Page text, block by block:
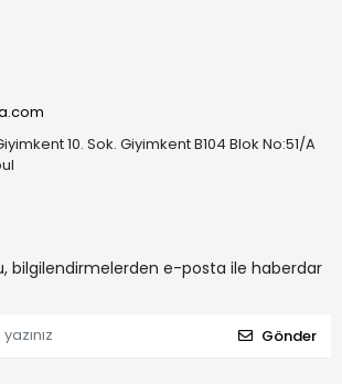
10. Sok. Giyimkent B104 Blok No:51/A
bilgilendirmelerden e-posta ile haberdar
Gönder